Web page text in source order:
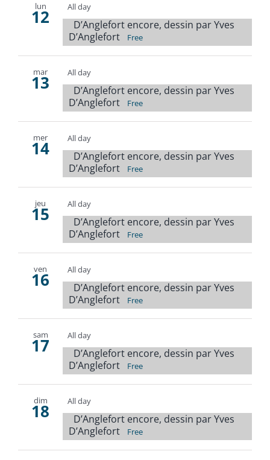
lun
12 All day
D’Anglefort encore, dessin par Yves
D’Anglefort
Free
mar
13 All day
D’Anglefort encore, dessin par Yves
D’Anglefort
Free
mer
14 All day
D’Anglefort encore, dessin par Yves
D’Anglefort
Free
jeu
15 All day
D’Anglefort encore, dessin par Yves
D’Anglefort
Free
ven
16 All day
D’Anglefort encore, dessin par Yves
D’Anglefort
Free
sam
17 All day
D’Anglefort encore, dessin par Yves
D’Anglefort
Free
dim
18 All day
D’Anglefort encore, dessin par Yves
D’Anglefort
Free